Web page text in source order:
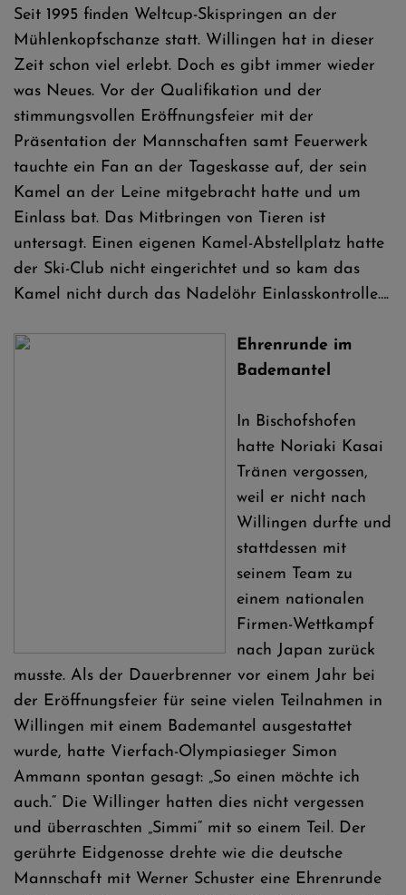
Seit 1995 finden Weltcup-Skispringen an der
Mühlenkopfschanze statt. Willingen hat in dieser
Zeit schon viel erlebt. Doch es gibt immer wieder
was Neues. Vor der Qualifikation und der
stimmungsvollen Eröffnungsfeier mit der
Präsentation der Mannschaften samt Feuerwerk
tauchte ein Fan an der Tageskasse auf, der sein
Kamel an der Leine mitgebracht hatte und um
Einlass bat. Das Mitbringen von Tieren ist
untersagt. Einen eigenen Kamel-Abstellplatz hatte
der Ski-Club nicht eingerichtet und so kam das
Kamel nicht durch das Nadelöhr Einlasskontrolle….
Ehrenrunde im
Bademantel
In Bischofshofen
hatte Noriaki Kasai
Tränen vergossen,
weil er nicht nach
Willingen durfte und
stattdessen mit
seinem Team zu
einem nationalen
Firmen-Wettkampf
nach Japan zurück
musste. Als der Dauerbrenner vor einem Jahr bei
der Eröffnungsfeier für seine vielen Teilnahmen in
Willingen mit einem Bademantel ausgestattet
wurde, hatte Vierfach-Olympiasieger Simon
Ammann spontan gesagt: „So einen möchte ich
auch.“ Die Willinger hatten dies nicht vergessen
und überraschten „Simmi“ mit so einem Teil. Der
gerührte Eidgenosse drehte wie die deutsche
Mannschaft mit Werner Schuster eine Ehrenrunde